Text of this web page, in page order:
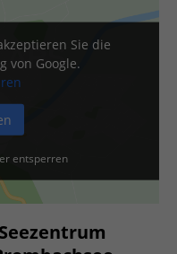
Sie die
von Google.
entsperren